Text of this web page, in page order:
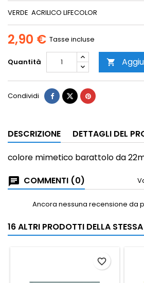
VERDE ACRILICO LIFECOLOR
2,90 € Tasse incluse
Quantità 
Condividi
DESCRIZIONE DETTAGLI DEL
colore mimetico barattolo da
COMMENTI (0)
Ancora nessuna recensione da
16 ALTRI PRODOTTI DELLA
favorite_border